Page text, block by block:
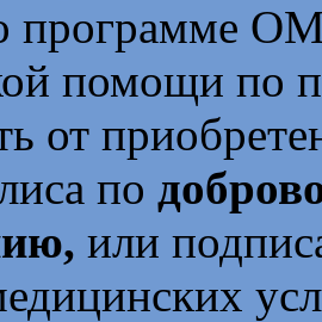
помощи по
от
по
или